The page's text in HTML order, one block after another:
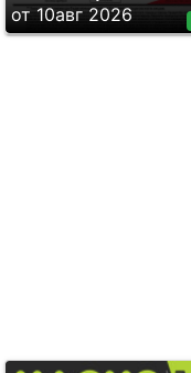
от 10авг 2026